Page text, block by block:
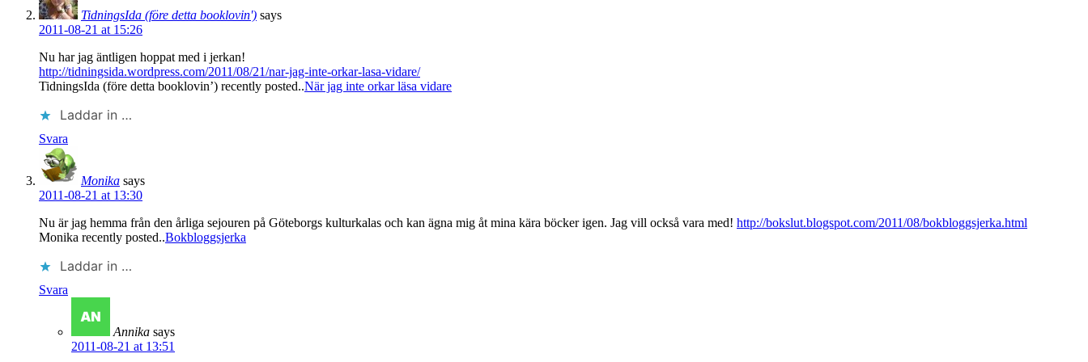
TidningsIda (före detta booklovin') says
2011-08-21 at 15:26
Nu har jag äntligen hoppat med i jerkan!
http://tidningsida.wordpress.com/2011/08/21/nar-jag-inte-orkar-lasa-vidare/
TidningsIda (före detta booklovin’) recently posted..När jag inte orkar läsa vidare
Laddar in …
Svara
Monika says
2011-08-21 at 13:30
Nu är jag hemma från den årliga sejouren på Göteborgs kulturkalas och kan ägna mig åt mina kära böcker igen. Jag vill också vara med! http://bokslut.blogspot.com/2011/08/bokbloggsjerka.html
Monika recently posted..Bokbloggsjerka
Laddar in …
Svara
Annika says
2011-08-21 at 13:51